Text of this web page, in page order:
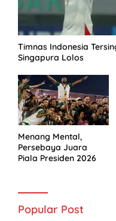
Timnas Indonesia
Singapura Lolos
Menang Mental,
Persebaya Juara
Piala Presiden 2026
Popular Post